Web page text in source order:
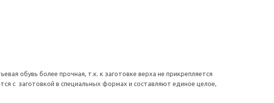
обувь более прочная, т.к. к заготовке верха не прикрепляется
с заготовкой в специальных формах и составляют единое целое,